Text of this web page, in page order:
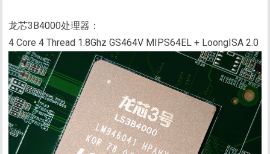
龙芯3B4000处理器：
4 Core 4 Thread 1.8Ghz GS464V MIPS64EL + LoongISA 2.0